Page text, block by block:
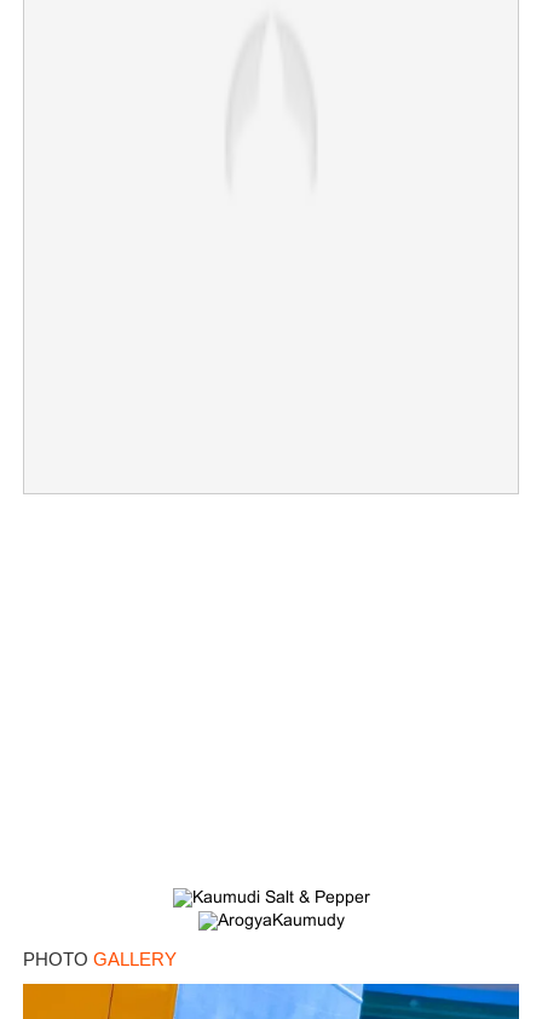
PHOTO GALLERY